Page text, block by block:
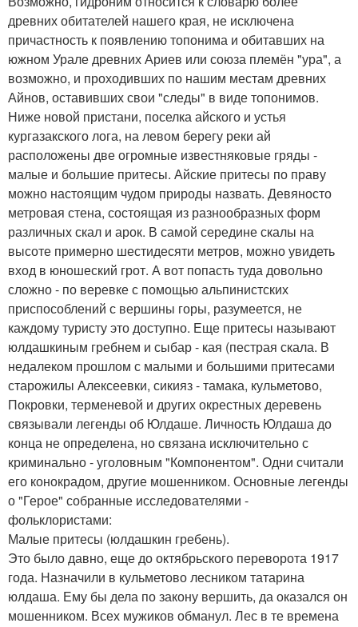
древних обитателей нашего края, не исключена
причастность к появлению топонима и обитавших на
южном Урале древних Ариев или союза племён "ура", а
возможно, и проходивших по нашим местам древних
Айнов, оставивших свои "следы" в виде топонимов.
Ниже новой пристани, поселка айского и устья
кургазакского лога, на левом берегу реки ай
расположены две огромные известняковые гряды -
малые и большие притесы. Айские притесы по праву
можно настоящим чудом природы назвать. Девяносто
метровая стена, состоящая из разнообразных форм
различных скал и арок. В самой середине скалы на
высоте примерно шестидесяти метров, можно увидеть
вход в юношеский грот. А вот попасть туда довольно
сложно - по веревке с помощью альпинистских
приспособлений с вершины горы, разумеется, не
каждому туристу это доступно. Еще притесы называют
юлдашкиным гребнем и сыбар - кая (пестрая скала. В
недалеком прошлом с малыми и большими притесами
старожилы Алексеевки, сикияз - тамака, кульметово,
Покровки, терменевой и других окрестных деревень
связывали легенды об Юлдаше. Личность Юлдаша до
конца не определена, но связана исключительно с
криминально - уголовным "Компонентом". Одни считали
его конокрадом, другие мошенником. Основные легенды
о "Герое" собранные исследователями -
фольклористами:
Малые притесы (юлдашкин гребень).
Это было давно, еще до октябрьского переворота 1917
года. Назначили в кульметово лесником татарина
юлдаша. Ему бы дела по закону вершить, да оказался он
мошенником. Всех мужиков обманул. Лес в те времена